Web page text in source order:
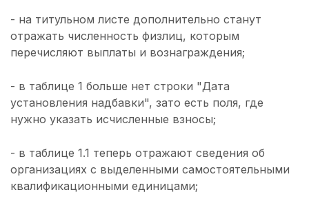
- на титульном листе дополнительно станут
отражать численность физлиц, которым
перечисляют выплаты и вознаграждения;
- в таблице 1 больше нет строки "Дата
установления надбавки", зато есть поля, где
нужно указать исчисленные взносы;
- в таблице 1.1 теперь отражают сведения об
организациях с выделенными самостоятельными
квалификационными единицами;